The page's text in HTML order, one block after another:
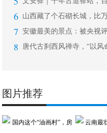
6
7
8
图片推荐